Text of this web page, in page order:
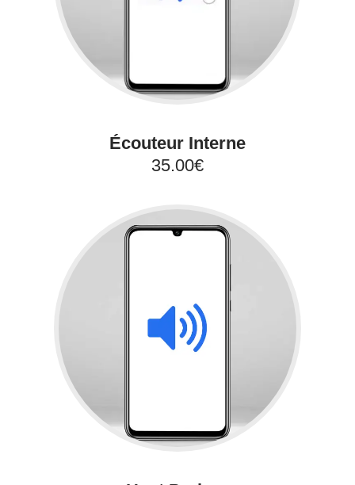
Écouteur Interne
35.00€